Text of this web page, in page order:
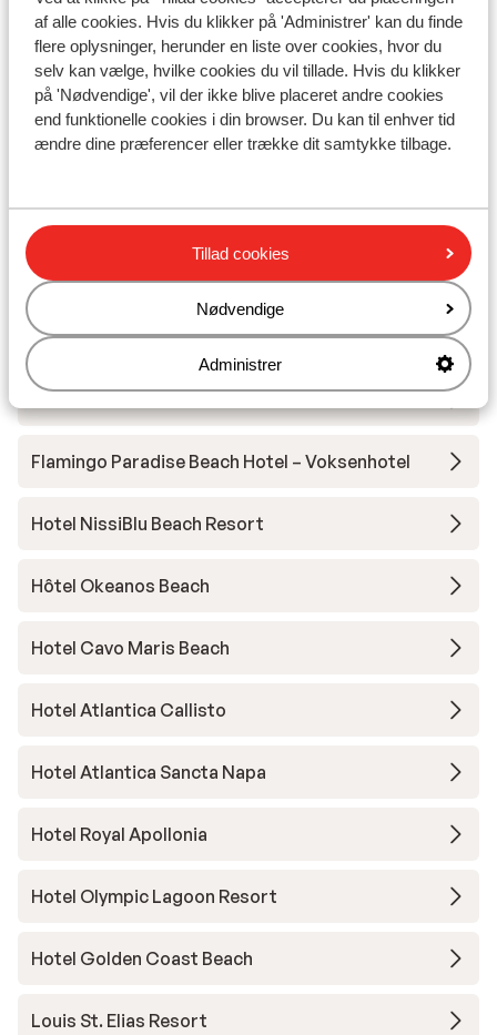
af alle cookies. Hvis du klikker på 'Administrer' kan du finde
flere oplysninger, herunder en liste over cookies, hvor du
selv kan vælge, hvilke cookies du vil tillade. Hvis du klikker
på 'Nødvendige', vil der ikke blive placeret andre cookies
end funktionelle cookies i din browser. Du kan til enhver tid
ændre dine præferencer eller trække dit samtykke tilbage.
Tillad cookies
Nødvendige
Administrer
I området
Afstand til stranden ca. 150 meter
Afstand til lufthavn ca. 65 kilometer
Andre overnatningssteder i Cypern
Hotel Grecian Park
Flamingo Paradise Beach Hotel – Voksenhotel
Hotel NissiBlu Beach Resort
Hôtel Okeanos Beach
Hotel Cavo Maris Beach
Hotel Atlantica Callisto
Hotel Atlantica Sancta Napa
Hotel Royal Apollonia
Hotel Olympic Lagoon Resort
Hotel Golden Coast Beach
Louis St. Elias Resort